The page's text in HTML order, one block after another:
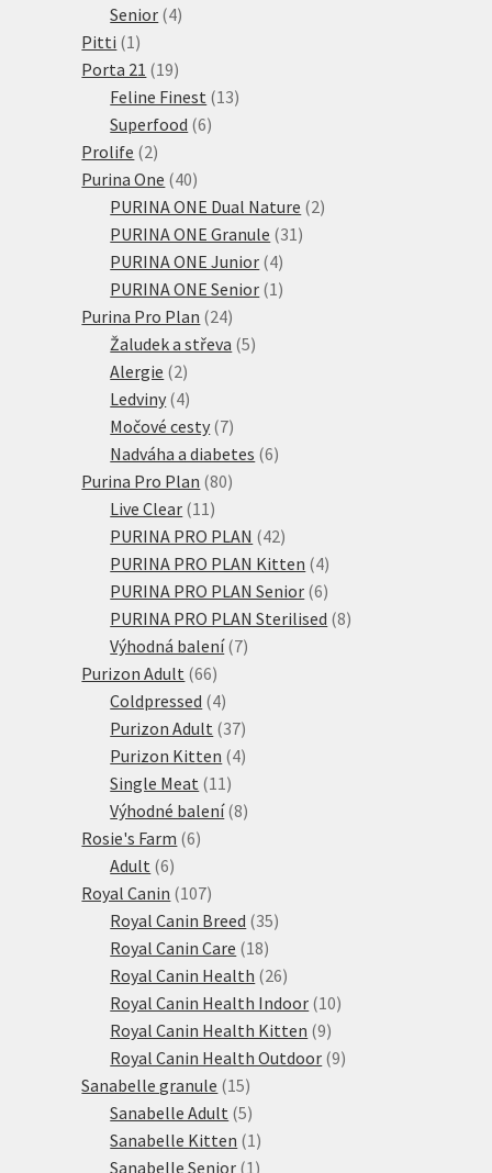
produktů
Senior 44
Pitti 1 1
produkt
Porta 21 1919
produktů
Feline Finest 1313
Superfood 66
Prolife 22
produkty
Purina One 4040
produktů
PURINA ONE Dual Nature 22
PURINA ONE Granule 31 31
PURINA ONE Junior 44
produkty
PURINA ONE Senior 1 1
Purina Pro Plan 2424
produktů
Žaludek a střeva 55
Alergie 22
produkty
Ledviny 44
produkty
Močové cesty 77
produktů
Nadváha a diabetes 66
Purina Pro Plan 8080
Live Clear 11 11
produktů
PURINA PRO PLAN 4242
produktů
PURINA PRO PLAN Kitten 44
produkty
PURINA PRO PLAN Senior 66
produktů
PURINA PRO PLAN Sterilised 88
Výhodná balení 77
Purizon Adult 6666
produktů
Coldpressed 44
produkty
Purizon Adult 3737
produktů
Purizon Kitten 44
Single Meat 11 11
produktů
Výhodné balení 88
Rosie's Farm 66
Adult 66
produktů
Royal Canin 107107
produktů
Royal Canin Breed 3535
Royal Canin Care 1818
produktů
Royal Canin Health 2626
produktů
Royal Canin Health Indoor 1010
Royal Canin Health Kitten 99
produktů
Royal Canin Health Outdoor 99
Sanabelle granule 1515
produktů
Sanabelle Adult 55
produktů
Sanabelle Kitten 1 1
produkt
Sanabelle Senior 1 1